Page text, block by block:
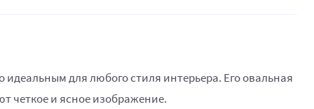
для любого стиля интерьера. Его овальная
четкое и ясное изображение.